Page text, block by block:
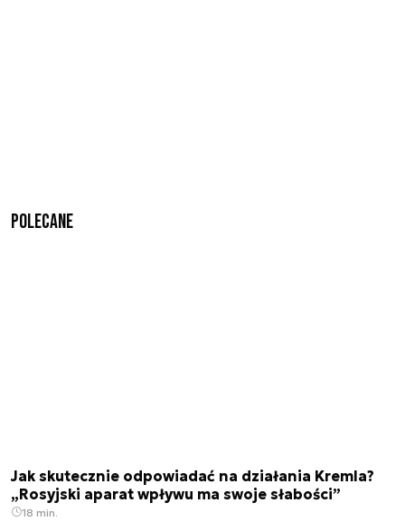
Polecane
Jak skutecznie odpowiadać na działania Kremla?
„Rosyjski aparat wpływu ma swoje słabości”
18 min.